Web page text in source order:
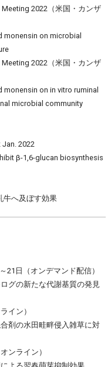
2022（米国・カンザ
on microbial
2022（米国・カンザ
on in vitro ruminal
microbial community
2022
β-1,6-glucan biosynthesis
牛へ及ぼす効果
21日（オンデマンド配信）
グの新たな代謝基質の発見
イン）
剤の水田畦畔侵入雑草に対
ンライン）